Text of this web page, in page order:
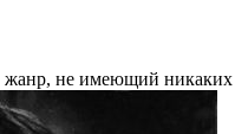
не имеющий никаких